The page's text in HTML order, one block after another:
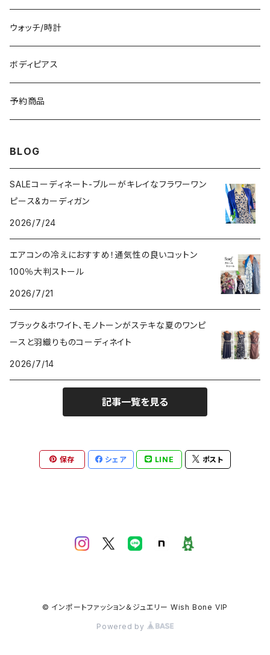
冬物・マフラー
ネックレス・ペンダントトップ
ピアス・イヤリング
ブレスレット・バングル
ウォッチ/時計
ボディピアス
予約商品
BLOG
SALEコーディネート-ブルーがキレイなフラワーワン
ピース&カーディガン
2026/7/24
エアコンの冷えにおすすめ！通気性の良いコットン
100％大判ストール
2026/7/21
ブラック＆ホワイト、モノトーンがステキな夏のワンピ
ースと羽織りものコーディネイト
2026/7/14
記事一覧を見る
保存 シェア LINE ポスト
© インポートファッション＆ジュエリー Wish Bone VIP
Powered by